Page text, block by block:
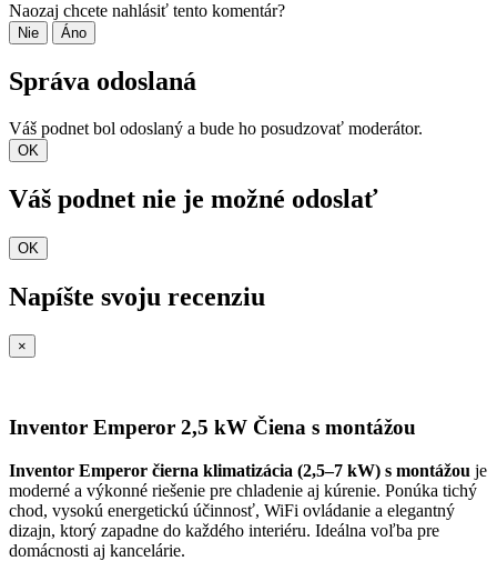
Naozaj chcete nahlásiť tento komentár?
Nie Áno
Správa odoslaná
Váš podnet bol odoslaný a bude ho posudzovať moderátor.
OK
Váš podnet nie je možné odoslať
OK
Napíšte svoju recenziu
×
Inventor Emperor 2,5 kW Čiena s montážou
Inventor Emperor čierna klimatizácia (2,5–7 kW) s montážou je
moderné a výkonné riešenie pre chladenie aj kúrenie. Ponúka tichý
chod, vysokú energetickú účinnosť, WiFi ovládanie a elegantný
dizajn, ktorý zapadne do každého interiéru. Ideálna voľba pre
domácnosti aj kancelárie.